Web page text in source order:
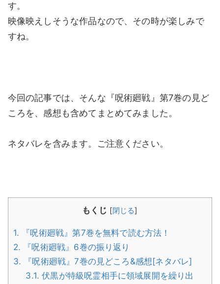
す。
映像映えしそうな作品なので、その時が楽しみで
すね。
今回の記事では、そんな『呪術廻戦』第7巻の見ど
ころを、感想も含めてまとめてみました。
ネタバレを含みます。ご注意ください。
もくじ [閉じる]
1. 『呪術廻戦』第7巻を無料で読む方法！
2. 『呪術廻戦』6巻の振り返り
3. 『呪術廻戦』7巻の見どころ&感想[ネタバレ]
3.1. 伏黒が特級呪霊相手に領域展開を繰り出